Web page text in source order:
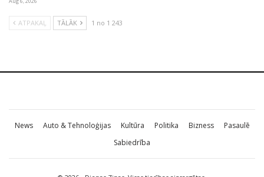
ATPAKAĻ TĀLĀK 1 no 1 243
News Auto & Tehnoloģijas Kultūra Politika Bizness
Pasaulē
Sabiedrība